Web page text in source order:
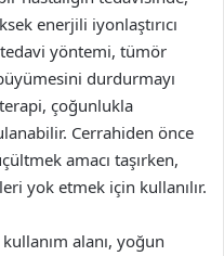
enerjili iyonlaştırıcı
tedavi yöntemi, tümör
durdurmayı
çoğunlukla
Cerrahiden önce
amacı taşırken,
yok etmek için kullanılır.
alanı, yoğun